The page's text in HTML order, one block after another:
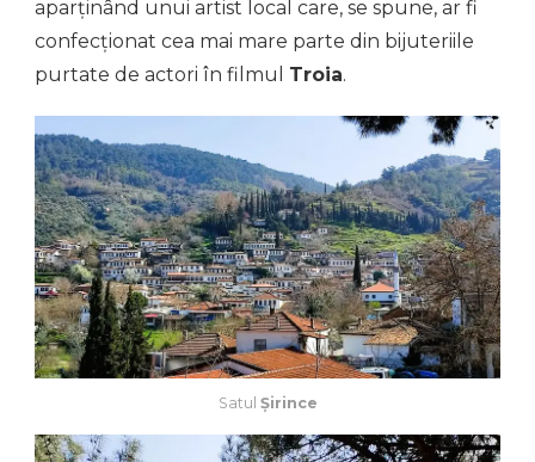
aparținând unui artist local care, se spune, ar fi
confecționat cea mai mare parte din bijuteriile
purtate de actori în filmul Troia.
Satul Şirince